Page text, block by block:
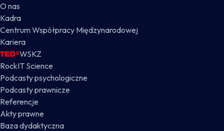
O nas
Kadra
Centrum Współpracy Międzynarodowej
Kariera
WSKZ
RockIT Science
Podcasty psychologiczne
Podcasty prawnicze
Referencje
Akty prawne
Baza dydaktyczna